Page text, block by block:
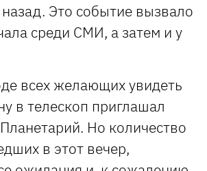
Это событие вызвало
среди СМИ, а затем и у
всех желающих увидеть
в телескоп приглашал
Но количество
в этот вечер,